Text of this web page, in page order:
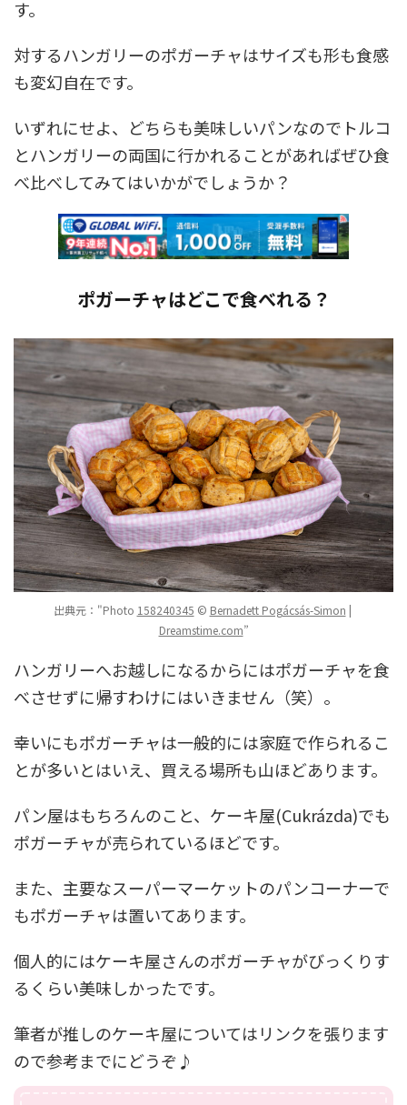
す。
対するハンガリーのポガーチャはサイズも形も食感
も変幻自在です。
いずれにせよ、どちらも美味しいパンなのでトルコ
とハンガリーの両国に行かれることがあればぜひ食
べ比べしてみてはいかがでしょうか？
ポガーチャはどこで食べれる？
出典元："Photo 158240345 © Bernadett Pogácsás-Simon |
Dreamstime.com”
ハンガリーへお越しになるからにはポガーチャを食
べさせずに帰すわけにはいきません（笑）。
幸いにもポガーチャは一般的には家庭で作られるこ
とが多いとはいえ、買える場所も山ほどあります。
パン屋はもちろんのこと、ケーキ屋(Cukrázda)でも
ポガーチャが売られているほどです。
また、主要なスーパーマーケットのパンコーナーで
もポガーチャは置いてあります。
個人的にはケーキ屋さんのポガーチャがびっくりす
るくらい美味しかったです。
筆者が推しのケーキ屋についてはリンクを張ります
ので参考までにどうぞ♪